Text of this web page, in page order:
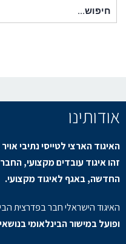
אודותינו
זהו איגוד עובדים מקצועי,
החדשה, באגף לאיגוד מקצועי.
האיגוד הישראלי חבר בפדרצית
ופועל במישור הבינלאומי